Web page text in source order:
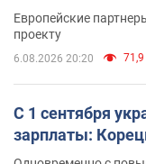
Европейские
проекту
6.08.2026 20:20 71,9
С 1 сентября
зарплаты: